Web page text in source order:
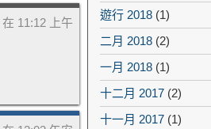
11:12 上午
遊行 2018 (1)
二月 2018 (2)
一月 2018 (1)
十二月 2017 (2)
十一月 2017 (1)